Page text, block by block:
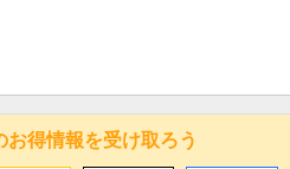
お得情報を受け取ろう